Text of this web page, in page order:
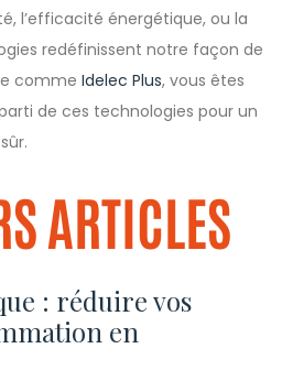
l’efficacité énergétique, ou la
redéfinissent notre façon de
comme Idelec Plus, vous êtes
de ces technologies pour un
ARTICLES
: réduire vos
en